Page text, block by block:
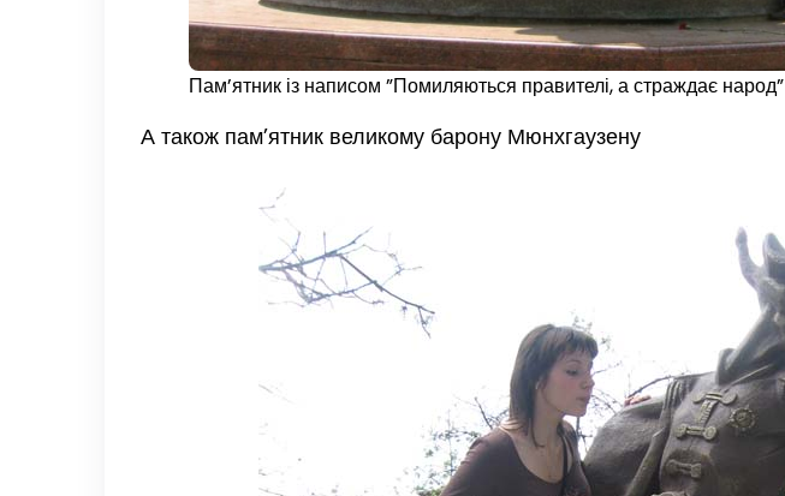
Пам’ятник із написом ”Помиляються правителі, а страждає народ”
А також пам’ятник великому барону Мюнхгаузену